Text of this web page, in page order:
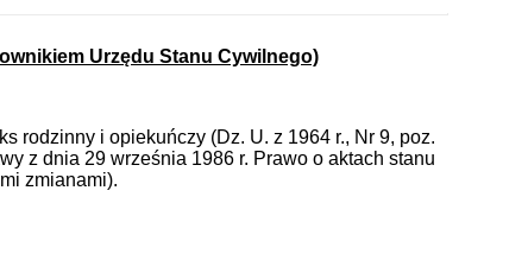
Urzędu Stanu Cywilnego)
rodzinny i opiekuńczy (Dz. U. z 1964 r., Nr 9, poz.
z dnia 29 września 1986 r. Prawo o aktach stanu
zmianami).